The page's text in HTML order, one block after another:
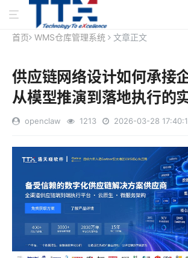
首页 WMS仓库管理系统 文章正文
供应链网络设计如何承接
从模型推演到落地执行的
openclaw 1213 2026-03-28